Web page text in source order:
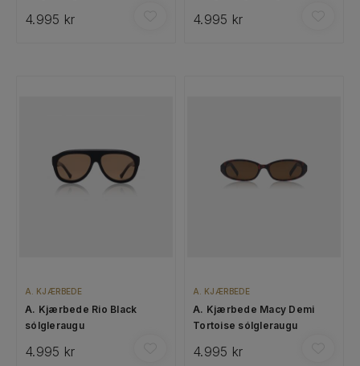
4.995 kr 4.995 kr
A. KJÆRBEDE
A. Kjærbede Rio Black
sólgleraugu
4.995 kr
A. KJÆRBEDE
A. Kjærbede Macy Demi
Tortoise sólgleraugu
4.995 kr